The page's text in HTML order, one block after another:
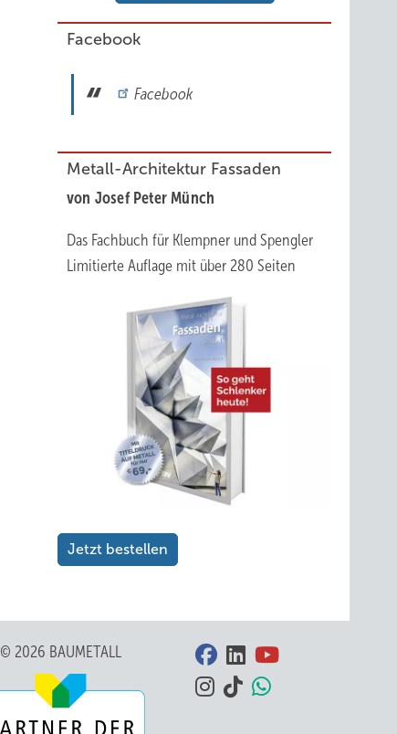
Facebook
Facebook
Metall-Architektur Fassaden
von Josef Peter Münch
Das Fachbuch für Klempner und Spengler
Limitierte Auflage mit über 280 Seiten
Jetzt bestellen
© 2026 BAUMETALL